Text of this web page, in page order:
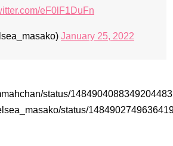
ョンゴ エンディング
王妃(7일의 왕비)OST – 정기고 (Junggigo) – 그
eF0lF1DuFn
January 25, 2022
status/1484904088349204483
status/